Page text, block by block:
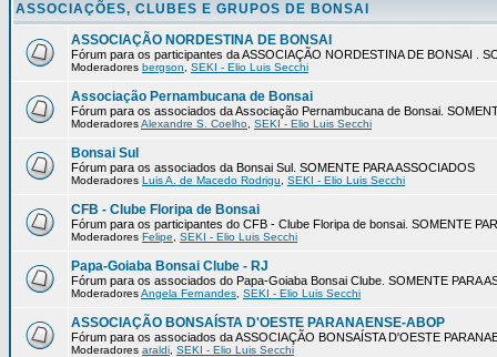
ASSOCIAÇÕES, CLUBES E GRUPOS DE BONSAI
ASSOCIAÇÃO NORDESTINA DE BONSAI
Fórum para os participantes da ASSOCIAÇÃO NORDESTINA DE BONSAI .
Moderadores bergson SEKI - Elio Luis Secchi
Associação Pernambucana de Bonsai
Fórum para os associados da Associação Pernambucana de Bonsai.
ModeradoresAlexandre S. Coelho SEKI - Elio Luis Secchi
Bonsai Sul
Fórum para os associados da Bonsai Sul. SOMENTE PARA ASSOCIADOS
Moderadores Luis A. de Macedo Rodrigu SEKI - Elio Luis Secchi
CFB - Clube Floripa de Bonsai
Fórum para os participantes do CFB - Clube Floripa de bonsai. SOMENTE
Moderadores Felipe SEKI - Elio Luis Secchi
Papa-Goiaba Bonsai Clube - RJ
Fórum para os associados do Papa-Goiaba Bonsai Clube. SOMENTE PARA
ModeradoresAngela Fernandes SEKI - Elio Luis Secchi
ASSOCIAÇÃO BONSAÍSTA D'OESTE PARANAENSE-ABOP
Fórum para os associados da ASSOCIAÇÃO BONSAÍSTA D'OESTE
Moderadores araldi SEKI - Elio Luis Secchi